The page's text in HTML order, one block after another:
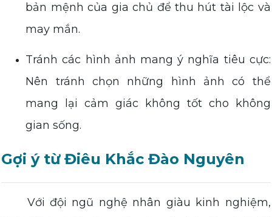
bản mệnh của gia chủ để thu hút tài lộc và
may mắn.
Tránh các hình ảnh mang ý nghĩa tiêu cực:
Nên tránh chọn những hình ảnh có thể
mang lại cảm giác không tốt cho không
gian sống.
Gợi ý từ Điêu Khắc Đào Nguyên
Với đội ngũ nghệ nhân giàu kinh nghiệm,